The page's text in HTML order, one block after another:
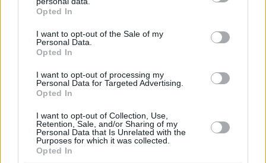
grant or deny consent to Google and its third-party tags to
use your data for below specified purposes in below Google
consent section.
Opted In
I want to opt-out of the Sale of my
Personal Data.
Opted In
I want to opt-out of processing my
Personal Data for Targeted Advertising.
Opted In
I want to opt-out of Collection, Use,
Retention, Sale, and/or Sharing of my
Personal Data that Is Unrelated with the
Purposes for which it was collected.
Opted In
Εγκαταλείπει το κόμμα Καρυστιανού και ο
επιχειρηματίας Νίκος Μπρουτζάκης: Καταγγέλλει
κλειστή κάστα, «λένε προδότες και πληρωμένους
08.08.2026, 18:48